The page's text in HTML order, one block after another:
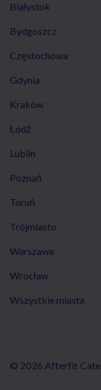
Białystok
Bydgoszcz
Częstochowa
Gdynia
Kraków
Łódź
Lublin
Poznań
Toruń
Trójmiasto
Warszawa
Wrocław
Wszystkie miasta
© 2026 Afterfit